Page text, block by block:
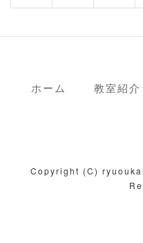
ホーム 教室紹介
Copyright (C)